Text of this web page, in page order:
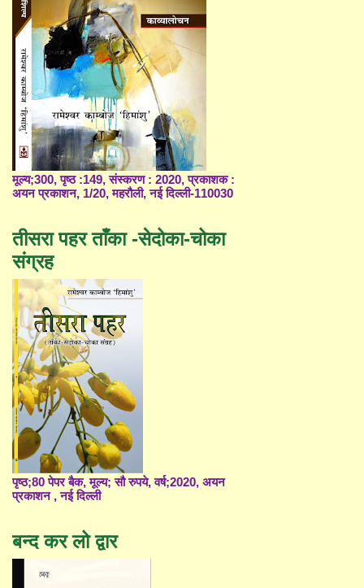
मूल्य;300, पृष्ठ :149, संस्करण : 2020, प्रकाशक :
अयन प्रकाशन, 1/20, महरौली, नई दिल्ली-110030
तीसरा पहर ताँका -सेदोका-चोका
संग्रह
पृष्ठ;80 पेपर बैक, मूल्य; सौ रुपये, वर्ष;2020, अयन
प्रकाशन , नई दिल्ली
बन्द कर लो द्वार